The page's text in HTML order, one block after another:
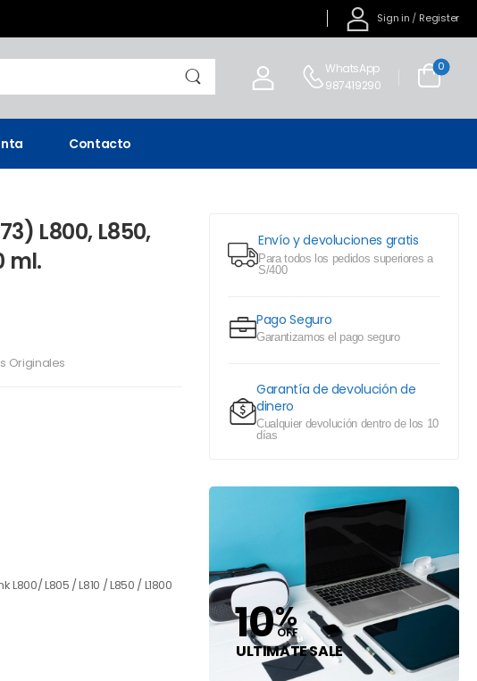
Sign in / Register
WhatsApp
987419290
0
Contacto
Envío y devoluciones gratis
Para todos los pedidos superiores a
S/400
Pago Seguro
Garantizamos el pago seguro
Garantía de devolución de
dinero
Cualquier devolución dentro de los 10
días
10%
OFF
ULTIMATE SALE
L800, L850,
ml.
Originales
L805 / L810 / L850 / L1800